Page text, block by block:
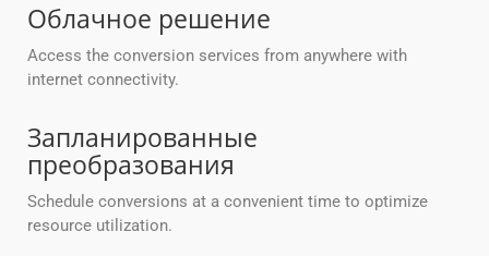
Облачное решение
Access the conversion services from anywhere with
internet connectivity.
Запланированные
преобразования
Schedule conversions at a convenient time to optimize
resource utilization.